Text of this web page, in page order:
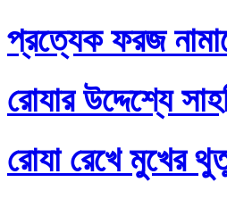
প্রত্যেক ফরজ
রোযার উদ্দেশ্যে
রোযা রেখে মুখের